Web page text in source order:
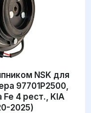
NSK для
97701P2500,
Fe 4 рест., KIA
2025)